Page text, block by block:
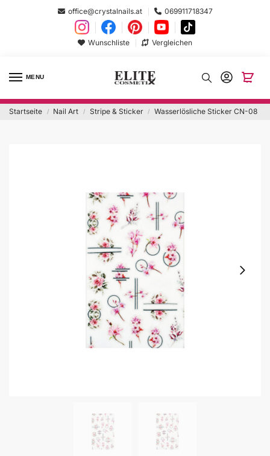
office@crystalnails.at 069911718347
Wunschliste Vergleichen
MENU
Startseite / Nail Art / Stripe & Sticker / Wasserlösliche Sticker CN-08